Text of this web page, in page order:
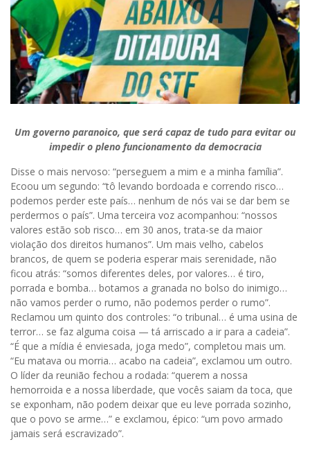
Um governo paranoico, que será capaz de tudo para evitar ou
impedir o pleno funcionamento da democracia
Disse o mais nervoso: “perseguem a mim e a minha família”.
Ecoou um segundo: “tô levando bordoada e correndo risco…
podemos perder este país… nenhum de nós vai se dar bem se
perdermos o país”. Uma terceira voz acompanhou: “nossos
valores estão sob risco… em 30 anos, trata-se da maior
violação dos direitos humanos”. Um mais velho, cabelos
brancos, de quem se poderia esperar mais serenidade, não
ficou atrás: “somos diferentes deles, por valores… é tiro,
porrada e bomba… botamos a granada no bolso do inimigo…
não vamos perder o rumo, não podemos perder o rumo”.
Reclamou um quinto dos controles: “o tribunal… é uma usina de
terror… se faz alguma coisa — tá arriscado a ir para a cadeia”.
“É que a mídia é enviesada, joga medo”, completou mais um.
“Eu matava ou morria… acabo na cadeia”, exclamou um outro.
O líder da reunião fechou a rodada: “querem a nossa
hemorroida e a nossa liberdade, que vocês saiam da toca, que
se exponham, não podem deixar que eu leve porrada sozinho,
que o povo se arme…” e exclamou, épico: “um povo armado
jamais será escravizado”.